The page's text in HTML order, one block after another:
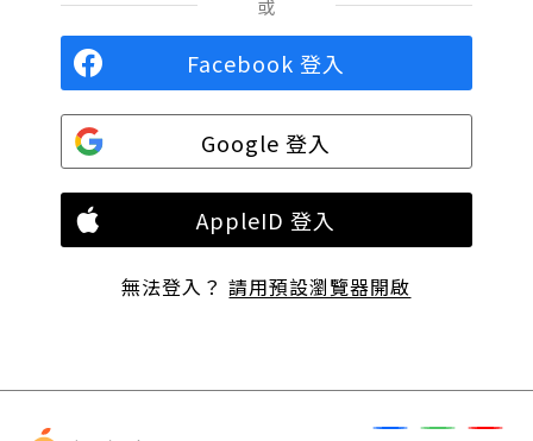
或
Facebook 登入
Google 登入
AppleID 登入
無法登入？請用預設瀏覽器開啟